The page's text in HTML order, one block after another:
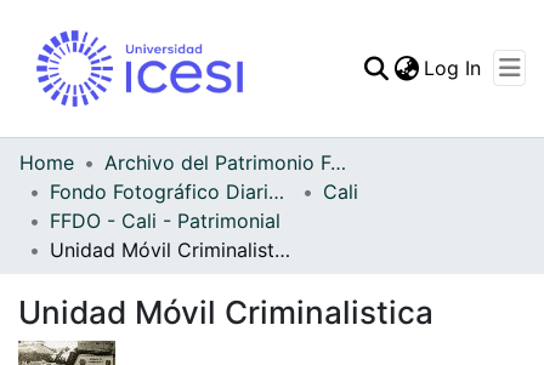
Statistics
Log In
Home
Archivo del Patrimonio Fotográfico y Fílmico del Valle del Cauca
Fondo Fotográfico Diario Occidente
Cali
FFDO - Cali - Patrimonial
Unidad Móvil Criminalistica
Unidad Móvil Criminalistica